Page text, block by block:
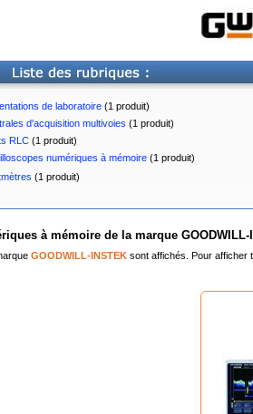
de laboratoire(1 produit)
d'acquisition multivoies (1 produit)
RLC(1 produit)
numériques à mémoire(1 produit)
(1 produit)
à mémoire de la marque GOODWILL-
GOODWILL-INSTEK sont affichés. Pour afficher